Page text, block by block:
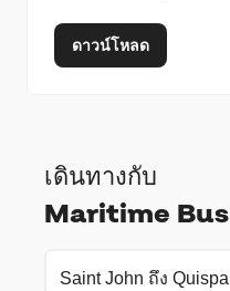
ดาวน์โหลด
เดินทางกับ
Maritime Bus